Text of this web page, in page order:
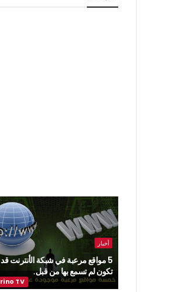
أخبار
5 مواقع مرعبة في شبكة الأنترنت قد
تكون لم تسمع بها من قبل.